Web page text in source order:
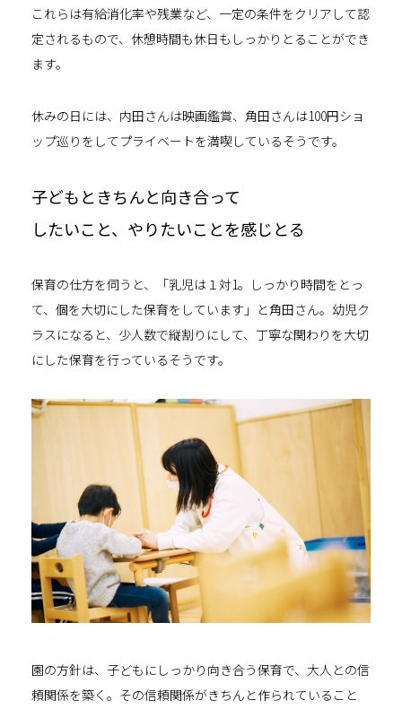
これらは有給消化率や残業など、一定の条件をクリアして認
定されるもので、休憩時間も休日もしっかりとることができ
ます。
休みの日には、内田さんは映画鑑賞、角田さんは100円ショ
ップ巡りをしてプライベートを満喫しているそうです。
子どもときちんと向き合って
したいこと、やりたいことを感じとる
保育の仕方を伺うと、「乳児は１対1。しっかり時間をとっ
て、個を大切にした保育をしています」と角田さん。幼児ク
ラスになると、少人数で縦割りにして、丁寧な関わりを大切
にした保育を行っているそうです。
園の方針は、子どもにしっかり向き合う保育で、大人との信
頼関係を築く。その信頼関係がきちんと作られていること